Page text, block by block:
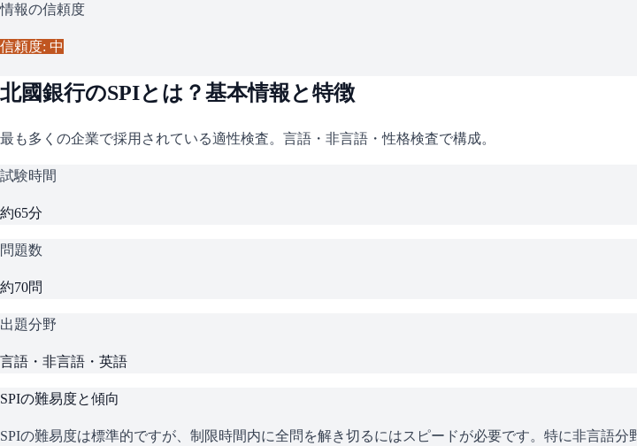
情報の信頼度
信頼度: 中
北國銀行のSPIとは？基本情報と特徴
最も多くの企業で採用されている適性検査。言語・非言語・性格検査で構成。
試験時間
約65分
問題数
約70問
出題分野
言語・非言語・英語
SPIの難易度と傾向
SPIの難易度は標準的ですが、制限時間内に全問を解き切るにはスピードが必要です。特に非言語